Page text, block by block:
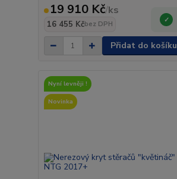
19 910 Kč/ks
16 455 Kčbez DPH
Přidat do košíku
Nyní levněji !
Novinka